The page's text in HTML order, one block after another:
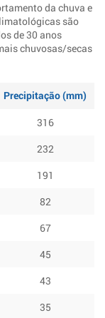
da chuva e
são
de 30 anos
chuvosas/secas
Precipitação (mm)
316
232
191
82
67
45
43
35